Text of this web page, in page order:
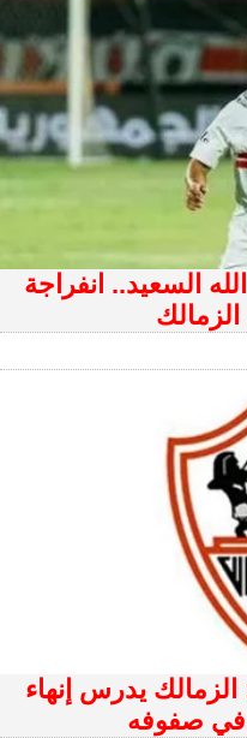
السعيد.. انفراجة
يدرس إنهاء
في صفوفه